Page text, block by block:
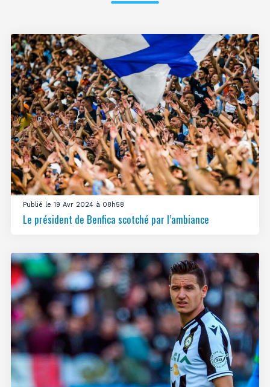
Publié le 19 Avr 2024 à 08h58
Le président de Benfica scotché par l’ambiance